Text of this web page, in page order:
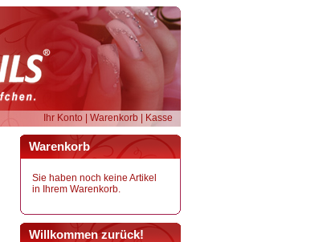
Ihr Konto Warenkorb Kasse
Warenkorb
Sie haben noch keine Artikel
in Ihrem Warenkorb.
Willkommen zurück!